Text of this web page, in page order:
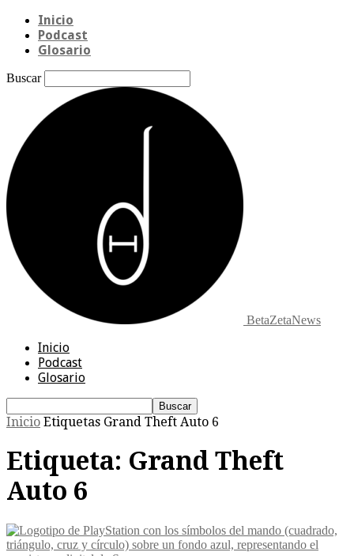
Inicio
Podcast
Glosario
Buscar
BetaZetaNews
Inicio
Podcast
Glosario
Inicio Etiquetas Grand Theft Auto 6
Etiqueta: Grand Theft
Auto 6